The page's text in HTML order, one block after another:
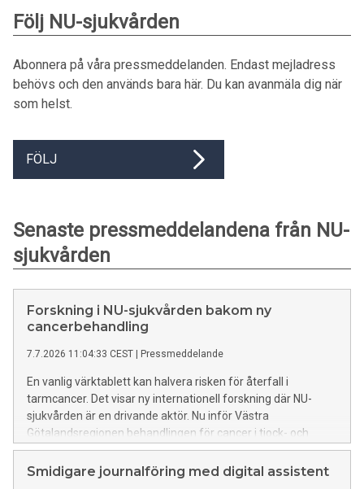
Följ NU-sjukvården
Abonnera på våra pressmeddelanden. Endast mejladress
behövs och den används bara här. Du kan avanmäla dig när
som helst.
FÖLJ
Senaste pressmeddelandena från NU-
sjukvården
Forskning i NU-sjukvården bakom ny
cancerbehandling
7.7.2026 11:04:33 CEST Pressmeddelande
En vanlig värktablett kan halvera risken för återfall i
tarmcancer. Det visar ny internationell forskning där NU-
sjukvården är en drivande aktör. Nu inför Västra
Götalandsregionen behandlingen för cancer i tjock- och
ändtarm – och det gentest som krävs för att identifiera de
patienter som har nytta av medicinen.
Smidigare journalföring med digital assistent